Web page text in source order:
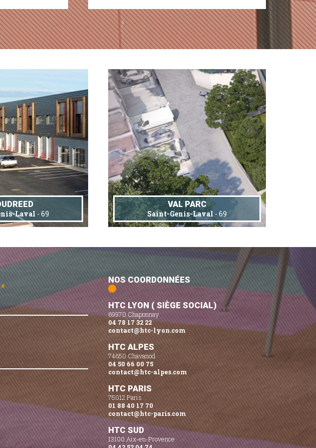
Laval - 69
VAL PARC
Saint-Genis-Laval - 69
*
NOS COORDONNÉES
HTC LYON ( SIÈGE SOCIAL)
69970 Chaponnay
04 78 17 32 22
contact@htc-lyon.com
HTC ALPES
74650 Chavanod
04 50 66 00 75
contact@htc-alpes.com
HTC PARIS
75012 Paris
01 88 40 17 70
contact@htc-paris.com
HTC SUD
13100 Aix-en-Provence